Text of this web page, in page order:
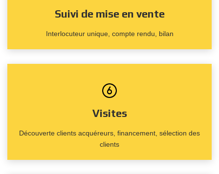
Suivi de mise en vente
Interlocuteur unique, compte rendu, bilan
Visites
Découverte clients acquéreurs, financement, sélection des
clients